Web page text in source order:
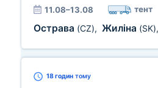
11.08–13.08 тент
Острава (CZ), Жиліна (SK),
18 годин тому